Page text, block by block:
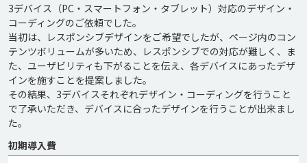
3デバイス（PC・スマートフォン・タブレット）対応のデザイン・
コーディングのご依頼でした。
当初は、レスポンシブデザインをご希望でしたが、ページ内のコン
テンツボリュームが多いため、レスポンシブでの対応が難しく、ま
た、ユーザビリティも下がることを伝え、各デバイスにあったデザ
インを施すことを提案しました。
その結果、3デバイスそれぞれデザイン・コーディングを行うこと
で了承いただき、デバイスに合ったデザインを行うことが出来まし
た。
初期導入費